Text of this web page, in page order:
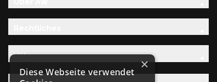
Hilfe
×
Diese Webseite verwendet